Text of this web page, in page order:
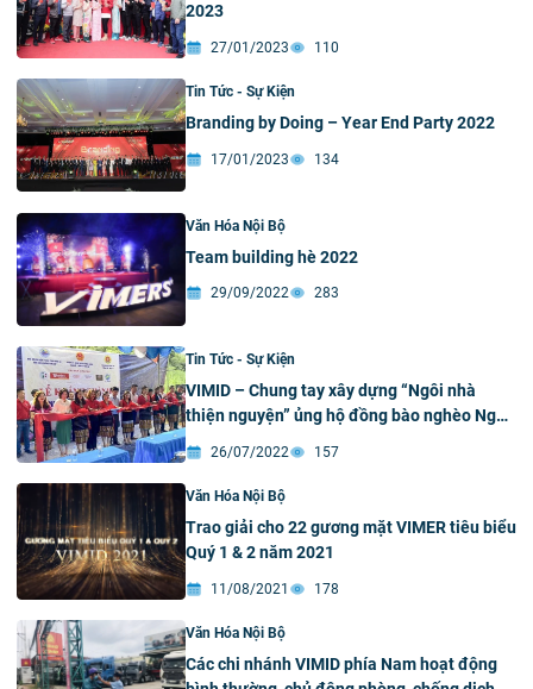
2023
27/01/2023 110
Tin Tức - Sự Kiện
Branding by Doing – Year End Party 2022
17/01/2023 134
Văn Hóa Nội Bộ
Team building hè 2022
29/09/2022 283
Tin Tức - Sự Kiện
VIMID – Chung tay xây dựng “Ngôi nhà
thiện nguyện” ủng hộ đồng bào nghèo Nghệ
An
26/07/2022 157
Văn Hóa Nội Bộ
Trao giải cho 22 gương mặt VIMER tiêu biểu
Quý 1 & 2 năm 2021
11/08/2021 178
Văn Hóa Nội Bộ
Các chi nhánh VIMID phía Nam hoạt động